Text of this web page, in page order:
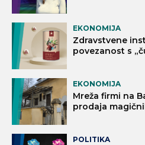
EKONOMIJA
Zdravstvene
povezanost s
EKONOMIJA
Mreža firmi na
prodaja
POLITIKA